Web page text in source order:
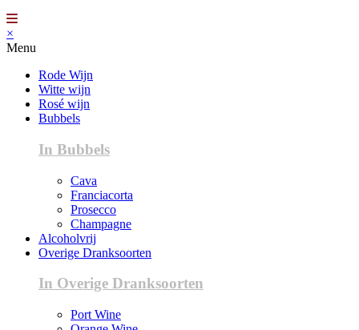
×
Menu
Rode Wijn
Witte wijn
Rosé wijn
Bubbels
In Bubbels
Cava
Franciacorta
Prosecco
Champagne
Alcoholvrij
Overige Dranksoorten
In Overige Dranksoorten
Port Wine